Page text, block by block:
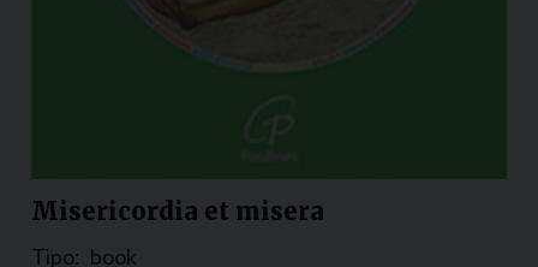
Misericordia et misera
Tipo: book